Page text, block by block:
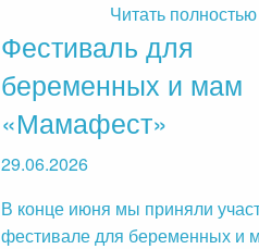
Читать полностью
Фестиваль для
беременных и мам
«Мамафест»
29.06.2026
В конце июня мы приняли
фестивале для беременных и